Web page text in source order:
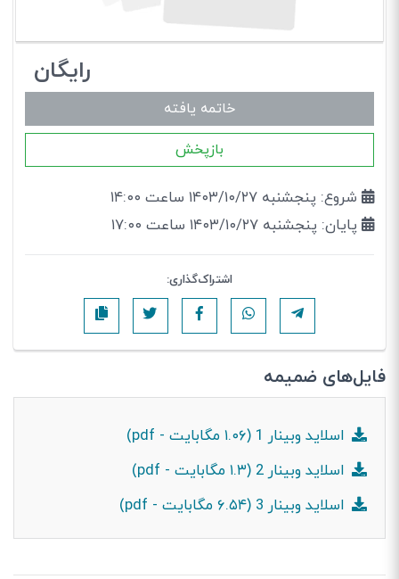
رایگان
خاتمه یافته
بازپخش
شروع: پنجشنبه ۱۴۰۳/۱۰/۲۷ ساعت ۱۴:۰۰
پایان: پنجشنبه ۱۴۰۳/۱۰/۲۷ ساعت ۱۷:۰۰
اشتراک‌گذاری:
فایل‌های ضمیمه
اسلاید وبینار 1 (۱.۰۶ مگابایت - pdf)
اسلاید وبینار 2 (۱.۳ مگابایت - pdf)
اسلاید وبینار 3 (۶.۵۴ مگابایت - pdf)